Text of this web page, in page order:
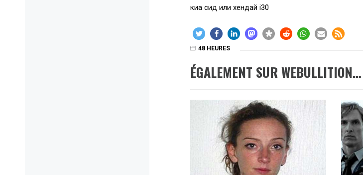
киа сид или хендай i30
48 HEURES
ÉGALEMENT SUR WEBULLITION…